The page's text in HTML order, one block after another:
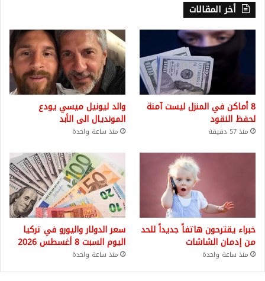
أخر المقالات
8 أماكن في المنزل ليست آمنة
لحفظ النقود
منذ 57 دقيقة
والد ليونيل ميسي يودع
المونديال الى الأبد
منذ ساعة واحدة
خبراء يقترحون هاتفاً جديداً للحد
من إدمان الشاشات
منذ ساعة واحدة
سعر الدولار واليورو في تركيا
اليوم السبت 8 أغسطس 2026
منذ ساعة واحدة